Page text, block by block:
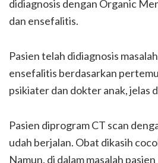
didiagnosis dengan Organic
dan ensefalitis.
Pasien telah didiagnosis
ensefalitis berdasarkan
psikiater dan dokter anak, jelas
Pasien diprogram CT scan
udah berjalan. Obat dikasih
Namun, di dalam masalah pasien